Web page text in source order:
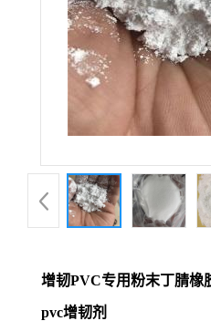
增韧PVC专用粉末丁腈橡
pvc增韧剂